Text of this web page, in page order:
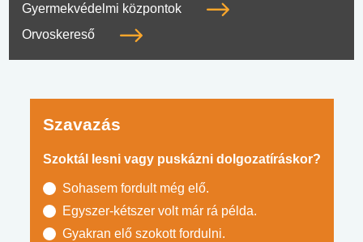
Gyermekvédelmi központok
Orvoskereső
Szavazás
Szoktál lesni vagy puskázni dolgozatíráskor?
Sohasem fordult még elő.
Egyszer-kétszer volt már rá példa.
Gyakran elő szokott fordulni.